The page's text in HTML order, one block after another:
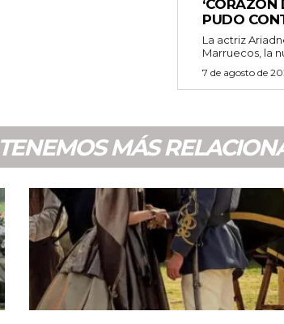
‘CORAZÓN
PUDO
La actriz
Marruecos, la
7 de agosto de
TENEMOS MÁS